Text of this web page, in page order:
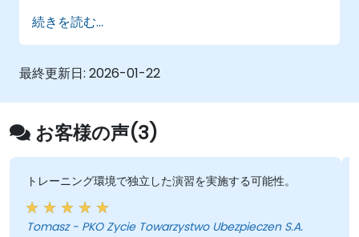
続きを読む...
最終更新日: 2026-01-22
お客様の声(3)
トレーニング環境で独立した演習を実施する可能性。
Tomasz - PKO Zycie Towarzystwo Ubezpieczen S.A.